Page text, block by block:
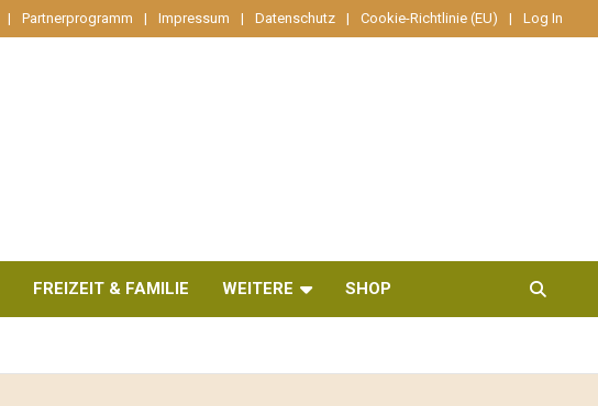
Partnerprogramm Impressum Datenschutz Cookie-Richtlinie (EU) Log In
FREIZEIT & FAMILIE WEITERE SHOP